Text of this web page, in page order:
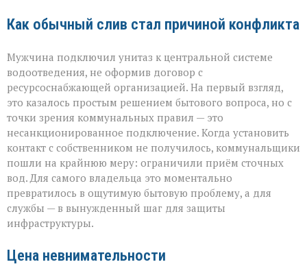
Как обычный слив стал причиной конфликта
Мужчина подключил унитаз к центральной системе
водоотведения, не оформив договор с
ресурсоснабжающей организацией. На первый взгляд,
это казалось простым решением бытового вопроса, но с
точки зрения коммунальных правил — это
несанкционированное подключение. Когда установить
контакт с собственником не получилось, коммунальщики
пошли на крайнюю меру: ограничили приём сточных
вод. Для самого владельца это моментально
превратилось в ощутимую бытовую проблему, а для
службы — в вынужденный шаг для защиты
инфраструктуры.
Цена невнимательности